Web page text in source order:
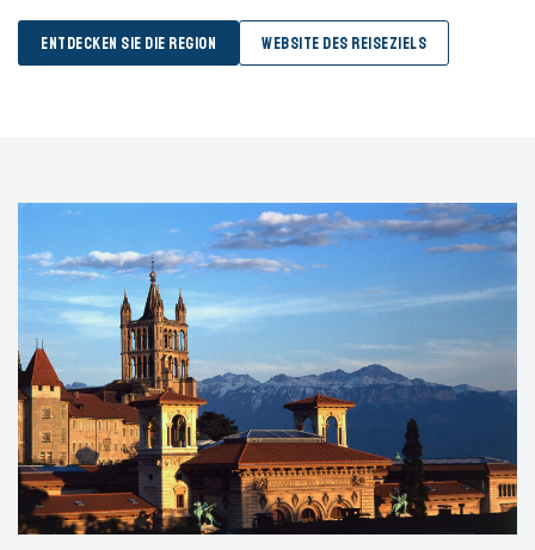
ENTDECKEN SIE DIE REGION WEBSITE DES REISEZIELS